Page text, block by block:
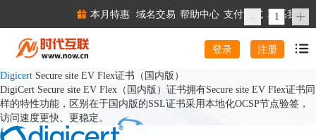
本月特惠 域名交易 帮助中心 支付方式 联系我们
登录 注册
Digicert Secure site EV Flex证书（国内版）
DigiCert Secure site EV Flex（国内版）证书拥有Secure site EV Flex证书同
样的特性功能，区别在于国内版的SSL证书采用本地化OCSP节点验签，
访问速度更快、更稳定。
+